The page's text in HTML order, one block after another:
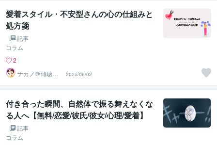
愛着スタイル・不安型さんの心の仕組みと
処方箋
記事
コラム
2
ナカノ＠傾聴と
的確さで出口に
導く脳のプロ
2025/06/02
付き合った瞬間、自然体で振る舞えなくな
る人へ【無料/恋愛/彼氏/彼女/心理/愛着】
記事
コラム